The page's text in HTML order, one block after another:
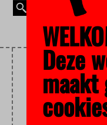
Deze
maakt